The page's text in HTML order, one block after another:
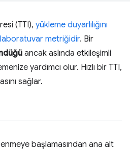
(TTI), yükleme duyarlılığını
laboratuvar metriğidir. Bir
ancak aslında etkileşimli
yardımcı olur. Hızlı bir TTI,
sağlar.
başlamasından ana alt